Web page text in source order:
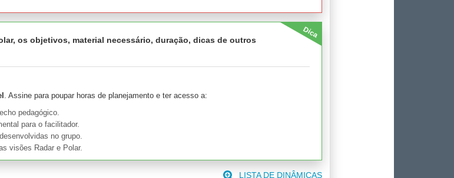
Dica
os objetivos, material necessário, duração, dicas de outros
. Assine para poupar horas de planejamento e ter acesso a:
pedagógico.
para o facilitador.
no grupo.
visões Radar e Polar.
LISTA DE DINÂMICAS